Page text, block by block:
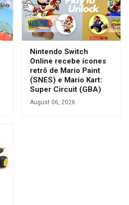
Nintendo Switch
Online recebe ícones
retrô de Mario Paint
(SNES) e Mario Kart:
Super Circuit (GBA)
August 06, 2026